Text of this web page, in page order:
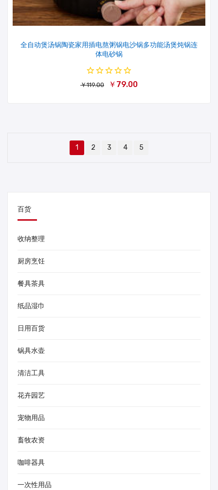
全自动煲汤锅陶瓷家用插电熬粥锅电沙锅多功能汤煲炖锅连
体电砂锅
￥119.00 ￥79.00
1 2 3 4 5
百货
收纳整理
厨房烹饪
餐具茶具
纸品湿巾
日用百货
锅具水壶
清洁工具
花卉园艺
宠物用品
畜牧农资
咖啡器具
一次性用品